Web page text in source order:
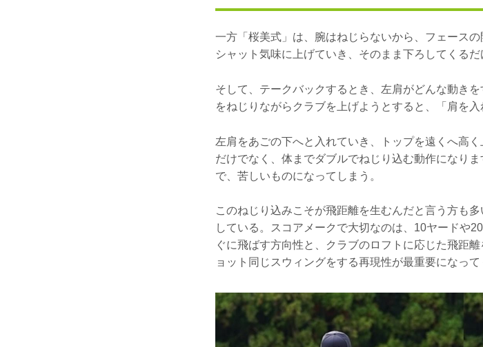
一方「桜美式」は、腕はねじらないから、フェース
シャット気味に上げていき、そのまま下ろしてくる
そして、テークバックするとき、左肩がどんな動き
をねじりながらクラブを上げようとすると、「肩を入
左肩をあごの下へと入れていき、トップを遠くへ高
だけでなく、体までダブルでねじり込む動作になり
で、苦しいものになってしまう。
このねじり込みこそが飛距離を生むんだと言う方も
している。スコアメークで大切なのは、10ヤードや
ぐに飛ばす方向性と、クラブのロフトに応じた飛距
ョット同じスウィングをする再現性が最重要になって